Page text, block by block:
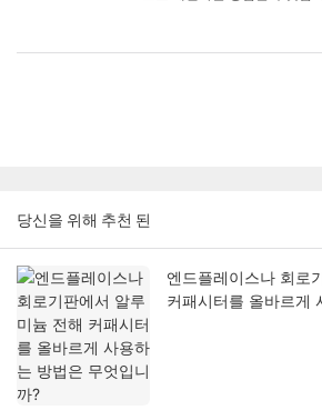
당신을 위해 추천 된
엔드플레이스나 회로
커패시터를 올바르게